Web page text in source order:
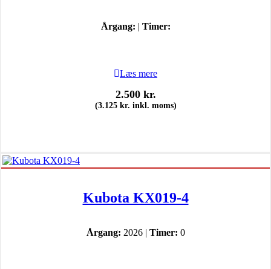
Årgang: | Timer:
Læs mere
2.500 kr.
(3.125 kr. inkl. moms)
Kubota KX019-4
Årgang: 2026 | Timer: 0